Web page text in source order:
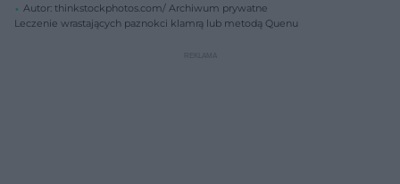
Autor: thinkstockphotos.com/ Archiwum prywatne
Leczenie wrastających paznokci klamrą lub metodą Quenu